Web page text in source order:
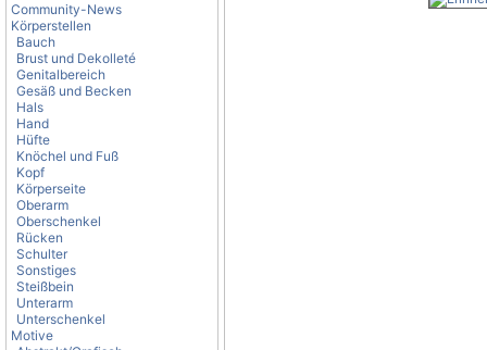
Community-News
Körperstellen
Bauch
Brust und Dekolleté
Genitalbereich
Gesäß und Becken
Hals
Hand
Hüfte
Knöchel und Fuß
Kopf
Körperseite
Oberarm
Oberschenkel
Rücken
Schulter
Sonstiges
Steißbein
Unterarm
Unterschenkel
Motive